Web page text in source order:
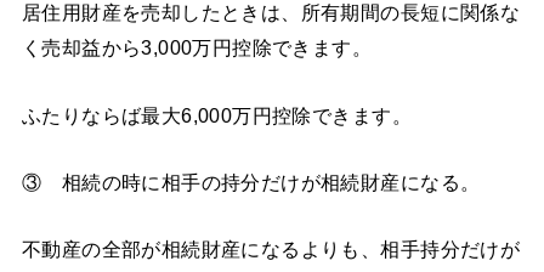
居住用財産を売却したときは、所有期間の長短に関係な
く売却益から3,000万円控除できます。
ふたりならば最大6,000万円控除できます。
③ 相続の時に相手の持分だけが相続財産になる。
不動産の全部が相続財産になるよりも、相手持分だけが